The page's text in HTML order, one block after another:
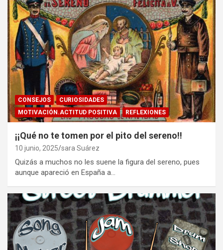
CONSEJOS
CURIOSIDADES
MOTIVACIÓN.ACTITUD POSITIVA
REFLEXIONES
¡¡Qué no te tomen por el pito del sereno!!
10 junio, 2025 sara Suárez
Quizás a muchos no les suene la figura del sereno, pues
aunque apareció en España a…